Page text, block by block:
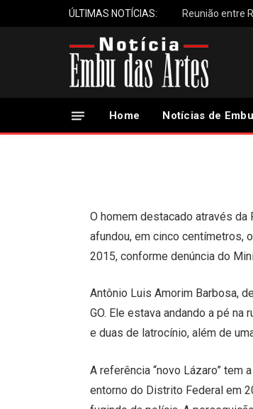
ÚLTIMAS NOTÍCIAS: Reunião entre
Home Notícias de Embu
“Novo
matou para
1 de Novembro, 2024 Updated: 1 de
O homem destacado através da
afundou, em cinco centímetros,
2015, conforme denúncia do
Antônio Luis Amorim Barbosa,
GO. Ele estava andando a pé
e duas de latrocínio, além de
A referência “novo Lázaro” tem
entorno do Distrito Federal em